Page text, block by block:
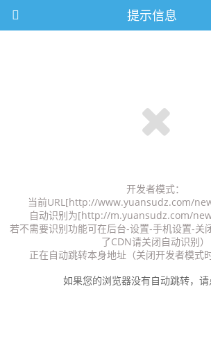
提示信息
开发者模式：
当前URL[http://www.yuansudz.com/
自动识别为[http://m.yuansudz.com/
若不需要识别功能可在后台-设置-手机设置-关
了CDN请关闭自动识别）
正在自动跳转本身地址（关闭开发者模式
如果您的浏览器没有自动跳转，